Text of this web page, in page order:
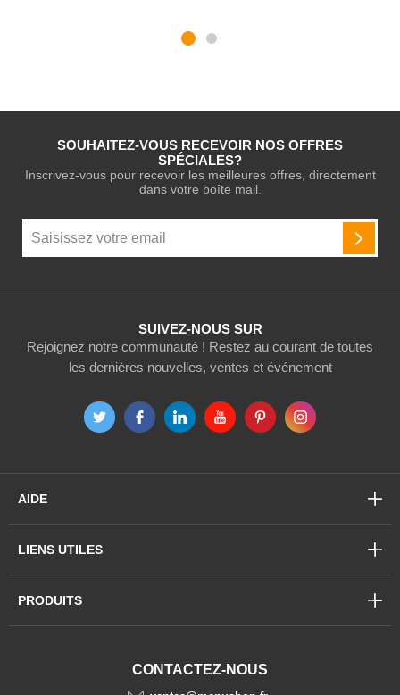
SUIVEZ-NOUS SUR
Rejoignez notre communauté ! Restez au courant de toutes
les dernières nouvelles, ventes et événement
SOUHAITEZ-VOUS RECEVOIR NOS OFFRES
SPÉCIALES?
Inscrivez-vous pour recevoir les meilleures offres, directement
dans votre boîte mail.
notre
CONTACTEZ-NOUS
AIDE
LIENS UTILES
PRODUITS